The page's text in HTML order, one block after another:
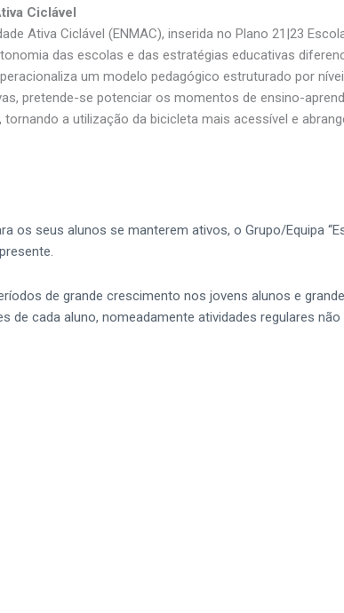
Ciclável
Ativa Ciclável (ENMAC), inserida no Plano 21|23
das escolas e das estratégias educativas
um modelo pedagógico estruturado por
pretende-se potenciar os momentos de ensino-
a utilização da bicicleta mais acessível e
os seus alunos se manterem ativos, o Grupo/Equipa
de grande crescimento nos jovens alunos e
de cada aluno, nomeadamente atividades regulares